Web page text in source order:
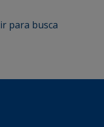
ir para busca